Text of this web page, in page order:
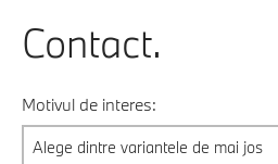
Contact.
Motivul de interes: